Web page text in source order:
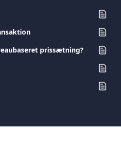
prissætning?